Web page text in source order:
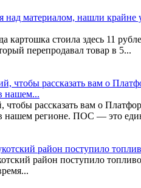
материалом, нашли
картошка стоила здесь 11
перепродавал товар в 5...
чтобы рассказать вам о
нашем...
рассказать вам о
нашем регионе. ПОС — это
район поступило
район поступило